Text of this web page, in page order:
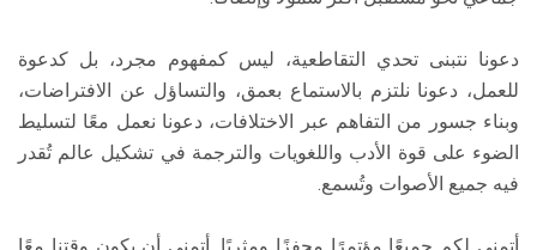
دعونا نتبنى تحدي التقاطعية، ليس كمفهوم مجرد، بل كدعوة
للعمل، دعونا نلتزم بالاستماع بعمق، والتساؤل عن الافتراضات،
وبناء جسور من التفاهم عبر الاختلافات، دعونا نعمل معًا لتسليط
الضوء على قوة الأدب واللغويات والترجمة في تشكيل عالم تُقدر
فيه جميع الأصوات وتُسمع.